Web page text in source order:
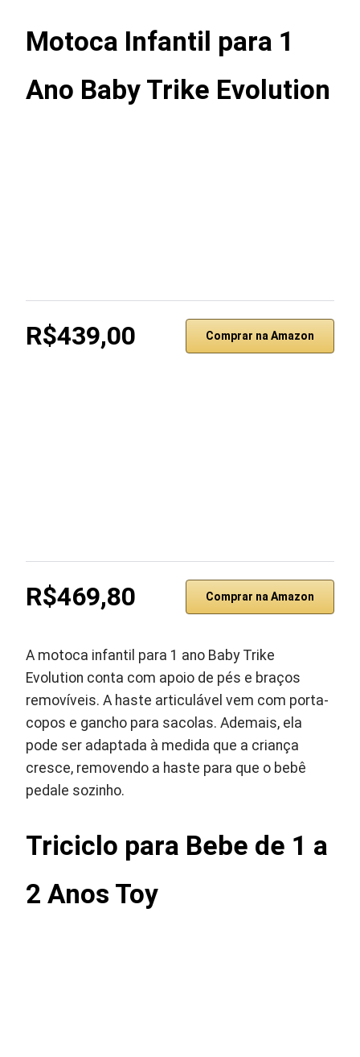
Motoca Infantil para 1
Ano Baby Trike Evolution
R$439,00 Comprar na Amazon
R$469,80 Comprar na Amazon
A motoca infantil para 1 ano Baby Trike
Evolution conta com apoio de pés e braços
removíveis. A haste articulável vem com porta-
copos e gancho para sacolas. Ademais, ela
pode ser adaptada à medida que a criança
cresce, removendo a haste para que o bebê
pedale sozinho.
Triciclo para Bebe de 1 a
2 Anos Toy